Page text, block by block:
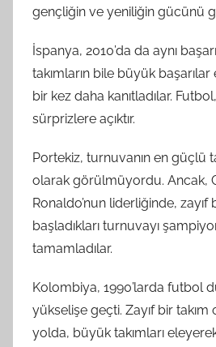
gençliğin ve yeniliğin gücünü
İspanya, 2010’da da aynı
takımların bile büyük
bir kez daha kanıtladılar.
sürprizlere açıktır.
Portekiz, turnuvanın en güçlü
olarak görülmüyordu. Ancak,
Ronaldo’nun liderliğinde, zayıf
başladıkları turnuvayı
tamamladılar.
Kolombiya, 1990’larda futbol
yükselişe geçti. Zayıf bir takım
yolda, büyük takımları